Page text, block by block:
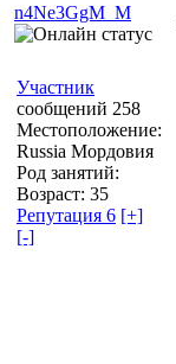
n4Ne3GgM_M
Участник
сообщений 258
Местоположение:
Russia Мордовия
Род занятий:
Возраст: 35
Репутация 6 [+]
[-]